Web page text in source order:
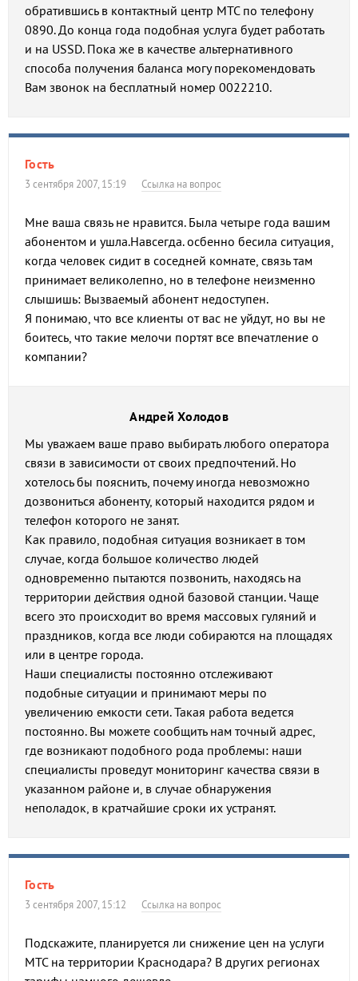
обратившись в контактный центр МТС по телефону
0890. До конца года подобная услуга будет работать
и на USSD. Пока же в качестве альтернативного
способа получения баланса могу порекомендовать
Вам звонок на бесплатный номер 0022210.
Гость
3 сентября 2007, 15:19 Ссылка на вопрос
Мне ваша связь не нравится. Была четыре года вашим
абонентом и ушла.Навсегда. осбенно бесила ситуация,
когда человек сидит в соседней комнате, связь там
принимает великолепно, но в телефоне неизменно
слышишь: Вызваемый абонент недоступен.
Я понимаю, что все клиенты от вас не уйдут, но вы не
боитесь, что такие мелочи портят все впечатление о
компании?
Андрей Холодов
Мы уважаем ваше право выбирать любого оператора
связи в зависимости от своих предпочтений. Но
хотелось бы пояснить, почему иногда невозможно
дозвониться абоненту, который находится рядом и
телефон которого не занят.
Как правило, подобная ситуация возникает в том
случае, когда большое количество людей
одновременно пытаются позвонить, находясь на
территории действия одной базовой станции. Чаще
всего это происходит во время массовых гуляний и
праздников, когда все люди собираются на площадях
или в центре города.
Наши специалисты постоянно отслеживают
подобные ситуации и принимают меры по
увеличению емкости сети. Такая работа ведется
постоянно. Вы можете сообщить нам точный адрес,
где возникают подобного рода проблемы: наши
специалисты проведут мониторинг качества связи в
указанном районе и, в случае обнаружения
неполадок, в кратчайшие сроки их устранят.
Гость
3 сентября 2007, 15:12 Ссылка на вопрос
Подскажите, планируется ли снижение цен на услуги
МТС на территории Краснодара? В других регионах